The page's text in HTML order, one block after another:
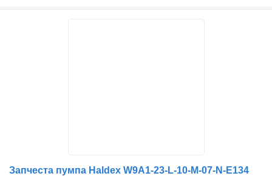
Запчеста пумпа Haldex W9A1-23-L-10-M-07-N-E134